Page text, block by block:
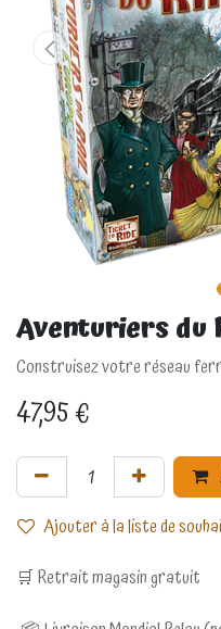
Aventuriers du
Construisez votre réseau
47,95€
Ajouter à la liste de
🛒 Retrait magasin gratuit